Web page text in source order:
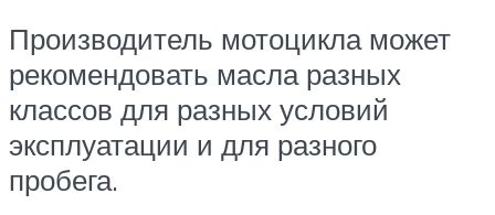
Производитель мотоцикла может
рекомендовать масла разных
классов для разных условий
эксплуатации и для разного
пробега.